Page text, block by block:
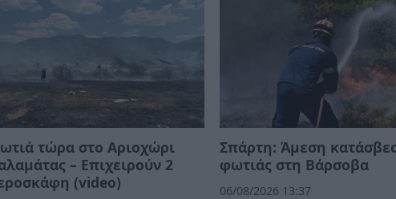
τώρα στο Αριοχώρι
– Επιχειρούν 2
(video)
Σπάρτη: Άμεση
φωτιάς στη Βάρσοβα
06/08/2026 13:37